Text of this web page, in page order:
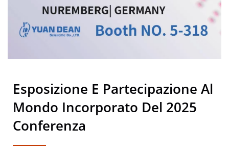
Esposizione E Partecipazione Al
Mondo Incorporato Del 2025
Conferenza